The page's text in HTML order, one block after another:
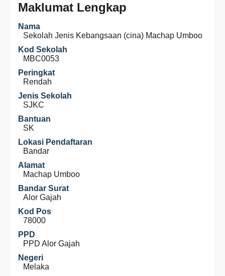
Maklumat Lengkap
Nama
Sekolah Jenis Kebangsaan (cina) Machap Umboo
Kod Sekolah
MBC0053
Peringkat
Rendah
Jenis Sekolah
SJKC
Bantuan
SK
Lokasi Pendaftaran
Bandar
Alamat
Machap Umboo
Bandar Surat
Alor Gajah
Kod Pos
78000
PPD
PPD Alor Gajah
Negeri
Melaka